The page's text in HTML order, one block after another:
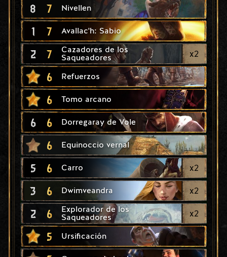
8 7 Nivellen
1 7 Avallac'h: Sabio
2 7
Cazadores de los
Saqueadores
x2
6 Refuerzos
6 Tomo arcano
6 6 Dorregaray de Vole
6 Equinoccio vernal
5 6 Carro x2
3 6 Dwimveandra x2
2 6
Explorador de los
Saqueadores
x2
5 Ursificación